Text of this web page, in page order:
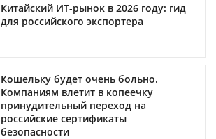
Китайский ИТ-рынок в 2026 году: гид
для российского экспортера
Кошельку будет очень больно.
Компаниям влетит в копеечку
принудительный переход на
российские сертификаты
безопасности